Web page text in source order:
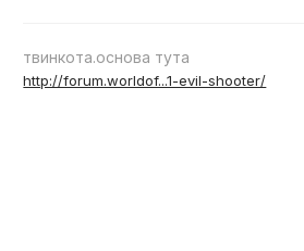
твинкота.основа тута
http://forum.worldof...1-evil-shooter/